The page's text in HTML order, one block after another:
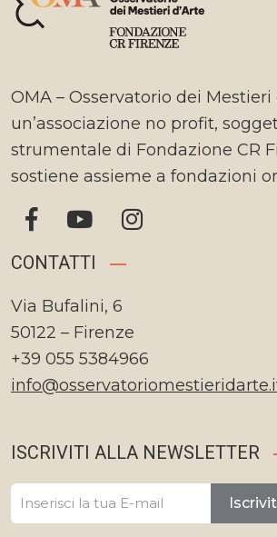
OMA – Osservatorio dei Mestieri
un’associazione no profit,
strumentale di Fondazione CR
sostiene assieme a fondazioni
CONTATTI
Via Bufalini, 6
50122 – Firenze
+39 055 5384966
ISCRIVITI ALLA NEWSLETTER